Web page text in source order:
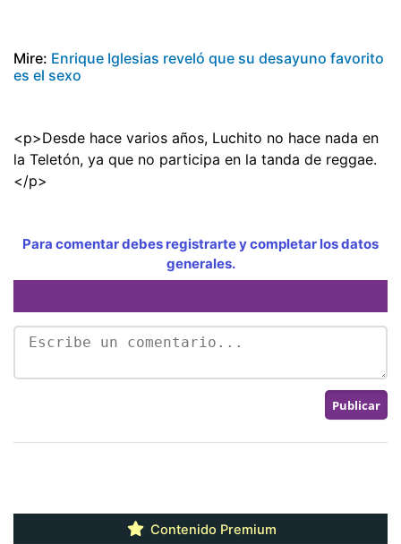
Mire: Enrique Iglesias reveló que su desayuno favorito
es el sexo
<p>Desde hace varios años, Luchito no hace nada en
la Teletón, ya que no participa en la tanda de reggae.
</p>
Para comentar debes registrarte y completar los datos
generales.
Contenido Premium